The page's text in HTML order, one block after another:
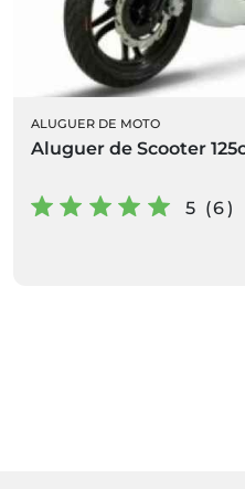
ALUGUER DE MOTO
Aluguer de Scooter
5 (6)